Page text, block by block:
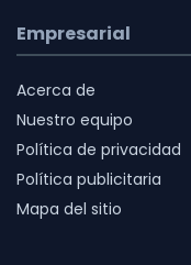
Empresarial
Acerca de
Nuestro equipo
Política de privacidad
Política publicitaria
Mapa del sitio